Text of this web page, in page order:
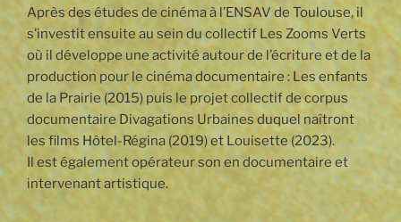
Après des études de cinéma à l’ENSAV de Toulouse, il
s’investit ensuite au sein du collectif Les Zooms Verts
où il développe une activité autour de l’écriture et de la
production pour le cinéma documentaire : Les enfants
de la Prairie (2015) puis le projet collectif de corpus
documentaire Divagations Urbaines duquel naîtront
les films Hôtel-Régina (2019) et Louisette (2023).
Il est également opérateur son en documentaire et
intervenant artistique.